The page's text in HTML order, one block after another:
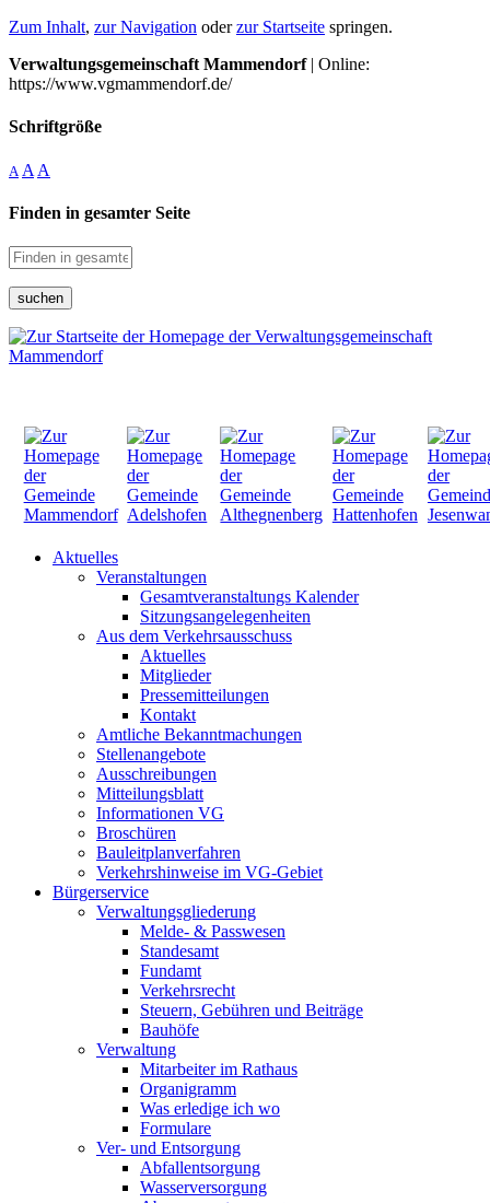
Zum Inhalt, zur Navigation oderzur Startseite springen.
Verwaltungsgemeinschaft Mammendorf| Online:
https://www.vgmammendorf.de/
Schriftgröße
A A A
Finden in gesamter Seite
suchen
Aktuelles
Veranstaltungen
Gesamtveranstaltungs Kalender
Sitzungsangelegenheiten
Aus dem Verkehrsausschuss
Aktuelles
Mitglieder
Pressemitteilungen
Kontakt
Amtliche Bekanntmachungen
Stellenangebote
Ausschreibungen
Mitteilungsblatt
Informationen VG
Broschüren
Bauleitplanverfahren
Verkehrshinweise im VG-Gebiet
Bürgerservice
Verwaltungsgliederung
Melde- & Passwesen
Standesamt
Fundamt
Verkehrsrecht
Steuern, Gebühren und Beiträge
Bauhöfe
Verwaltung
Mitarbeiter im Rathaus
Organigramm
Was erledige ich wo
Formulare
Ver- und Entsorgung
Abfallentsorgung
Wasserversorgung